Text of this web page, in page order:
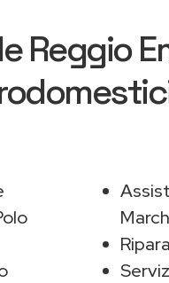
Reggio